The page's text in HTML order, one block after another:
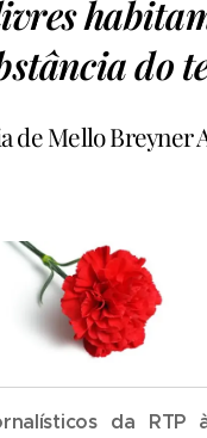
do
de Mello Breyner
da RTP